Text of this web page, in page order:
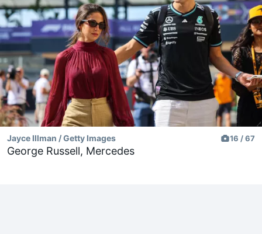
Jayce Illman / Getty Images 16 / 67
George Russell, Mercedes